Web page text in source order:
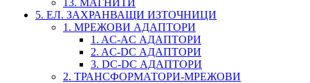
5. ЕЛ. ЗАХРАНВАЩИ ИЗТОЧНИЦИ
1. МРЕЖОВИ АДАПТОРИ
1. AC-AC АДАПТОРИ
2. AC-DC АДАПТОРИ
3. DC-DC АДАПТОРИ
2. ТРАНСФОРМАТОРИ-МРЕЖОВИ